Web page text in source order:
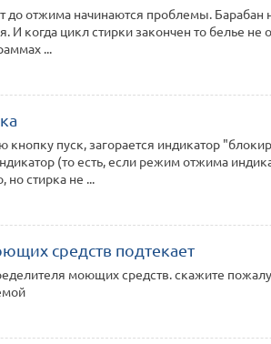
до отжима начинаются проблемы. Барабан
И когда цикл стирки закончен то белье не
...
пуск, загорается индикатор
(то есть, если режим отжима
но стирка не ...
средств подтекает
моющих средств. скажите